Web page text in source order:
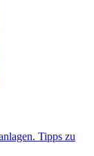
Tipps zu